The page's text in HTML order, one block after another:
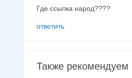
Где ссылка народ????
ответить
Также рекомендуем